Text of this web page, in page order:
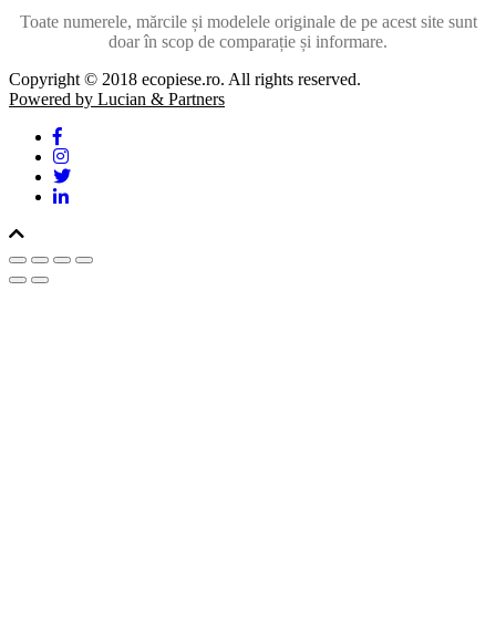
Toate numerele, mărcile și modelele originale de pe acest site sunt
doar în scop de comparație și informare.
Copyright © 2018 ecopiese.ro. All rights reserved.
Powered by Lucian & Partners